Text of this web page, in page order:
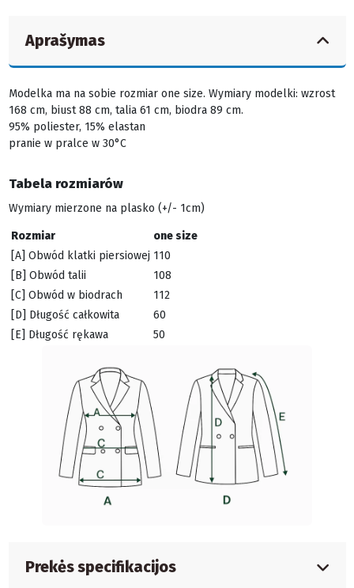
Aprašymas
Modelka ma na sobie rozmiar one size. Wymiary modelki: wzrost
168 cm, biust 88 cm, talia 61 cm, biodra 89 cm.
95% poliester, 15% elastan
pranie w pralce w 30°C
Tabela rozmiarów
Wymiary mierzone na plasko (+/- 1cm)
Rozmiar
one size
[A] Obwód klatki piersiowej 110
[B] Obwód talii
108
[C] Obwód w biodrach
112
[D] Długość całkowita
60
[E] Długość rękawa
50
Prekės specifikacijos